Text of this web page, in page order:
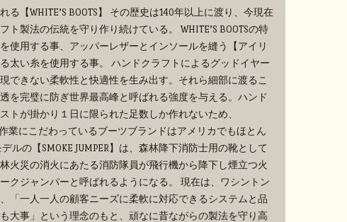
る【WHITE’S BOOTS】 その歴史は140年以上に渡り、今現在
ト製法の伝統を守り作り続けている。 WHITE’S BOOTSの特
使用する事、アッパーレザーとインソールを縫う【アイリ
太い糸を使用する事。 ハンドクラフトによるグッドイヤー
できない柔軟性と快適性を生み出す。それら細部に渡るこ
を完璧に防ぎ世界最高峰と呼ばれる強度を与える。ハンド
トが掛かり１日に限られた足数しか作れないため、
作業にこだわっているブーツブランドはアメリカでもほとん
ルの【SMOKE JUMPER】は、森林降下消防士用の靴として
火災の消火にあたる消防隊員が飛行機から降下し煙立つ火
クジャンパーと呼ばれるようになる。 現在は、ワシントン
「一人一人の顧客ニーズに柔軟に対応できるシステムと品
大事」という理念のもと、頑なに昔ながらの製法を守り高